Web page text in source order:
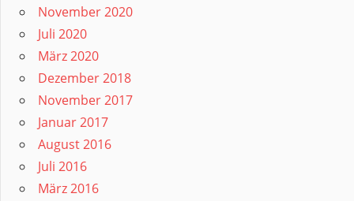
November 2020
Juli 2020
März 2020
Dezember 2018
November 2017
Januar 2017
August 2016
Juli 2016
März 2016